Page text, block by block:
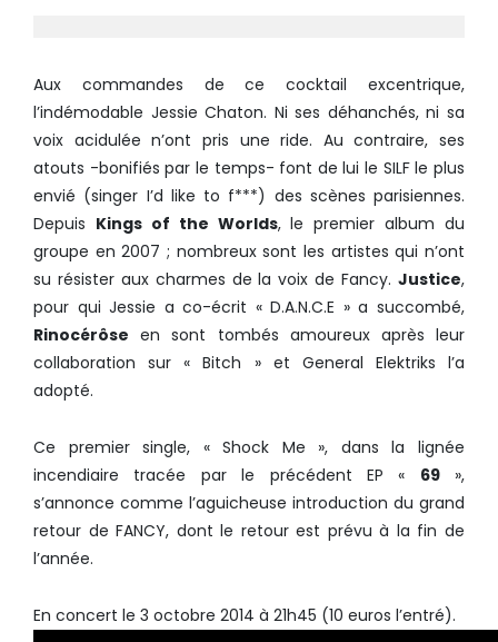
Aux commandes de ce cocktail excentrique,
l’indémodable Jessie Chaton. Ni ses déhanchés, ni sa
voix acidulée n’ont pris une ride. Au contraire, ses
atouts -bonifiés par le temps- font de lui le SILF le plus
envié (singer I’d like to f***) des scènes parisiennes.
Depuis Kings of the Worlds, le premier album du
groupe en 2007 ; nombreux sont les artistes qui n’ont
su résister aux charmes de la voix de Fancy. Justice,
pour qui Jessie a co-écrit « D.A.N.C.E » a succombé,
Rinocérôse en sont tombés amoureux après leur
collaboration sur « Bitch » et General Elektriks l’a
adopté.
Ce premier single, « Shock Me », dans la lignée
incendiaire tracée par le précédent EP « 69»,
s’annonce comme l’aguicheuse introduction du grand
retour de FANCY, dont le retour est prévu à la fin de
l’année.
En concert le 3 octobre 2014 à 21h45 (10 euros l’entré).